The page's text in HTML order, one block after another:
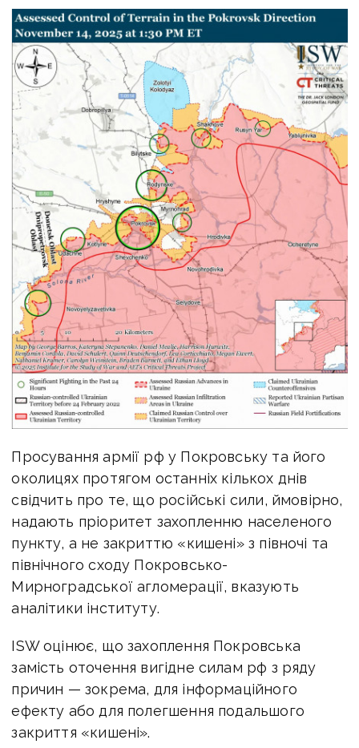
Просування армії рф у Покровську та його
околицях протягом останніх кількох днів
свідчить про те, що російські сили, ймовірно,
надають пріоритет захопленню населеного
пункту, а не закриттю «кишені» з півночі та
північного сходу Покровсько-
Мирноградської агломерації, вказують
аналітики інституту.
ISW оцінює, що захоплення Покровська
замість оточення вигідне силам рф з ряду
причин — зокрема, для інформаційного
ефекту або для полегшення подальшого
закриття «кишені».